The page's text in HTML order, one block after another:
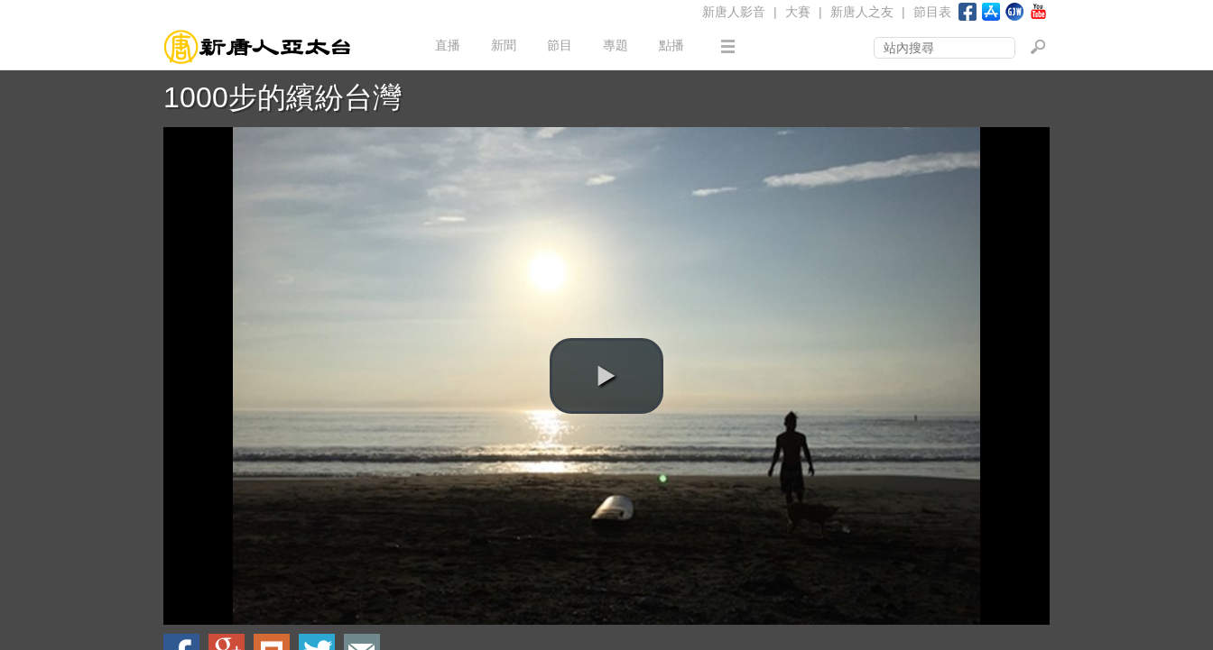
新唐人影音 | 大賽 | 新唐人之友 | 節目表
直播 新聞 節目 專題 點播
1000步的繽紛台灣